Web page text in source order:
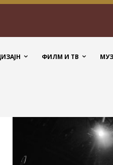
ФИЛМ И ТВ